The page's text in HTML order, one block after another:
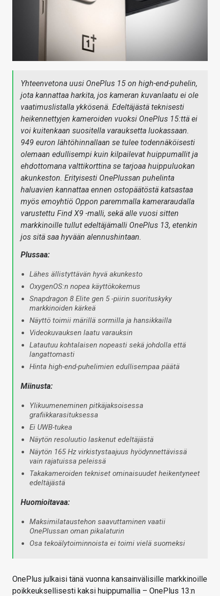
Yhteenvetona uusi OnePlus 15 on high-end-puhelin,
jota kannattaa harkita, jos kameran kuvanlaatu ei ole
vaatimuslistalla ykkösenä. Edeltäjästä teknisesti
heikennettyjen kameroiden vuoksi OnePlus 15:ttä ei
voi kuitenkaan suositella varauksetta luokassaan.
949 euron lähtöhinnallaan se tulee todennäköisesti
olemaan edullisempi kuin kilpailevat huippumallit ja
ehdottomana valttikorttina se tarjoaa huippuluokan
akunkeston. Erityisesti OnePlussan puhelinta
haluavien kannattaa ennen ostopäätöstä katsastaa
myös emoyhtiö Oppon paremmalla kameraraudalla
varustettu Find X9 -malli, sekä alle vuosi sitten
markkinoille tullut edeltäjämalli OnePlus 13, etenkin
jos sitä saa hyvään alennushintaan.
Plussaa:
Lähes ällistyttävän hyvä akunkesto
OxygenOS:n nopea käyttökokemus
Snapdragon 8 Elite gen 5 -piirin suorituskyky
markkinoiden kärkeä
Näyttö toimii märillä sormilla ja hansikkailla
Videokuvauksen laatu varauksin
Latautuu kohtalaisen nopeasti sekä johdolla että
langattomasti
Hinta high-end-puhelimien edullisempaa päätä
Miinusta:
Ylikuumeneminen pitkäjaksoisessa
grafiikkarasituksessa
Ei UWB-tukea
Näytön resoluutio laskenut edeltäjästä
Näytön 165 Hz virkistystaajuus hyödynnettävissä
vain rajatuissa peleissä
Takakameroiden tekniset ominaisuudet heikentyneet
edeltäjästä
Huomioitavaa:
Maksimilataustehon saavuttaminen vaatii
OnePlussan oman pikalaturin
Osa tekoälytoiminnoista ei toimi vielä suomeksi
OnePlus julkaisi tänä vuonna kansainvälisille markkinoille
poikkeuksellisesti kaksi huippumallia – OnePlus 13:n